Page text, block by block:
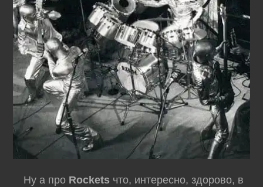
Ну а про Rockets что, интересно, здорово, в